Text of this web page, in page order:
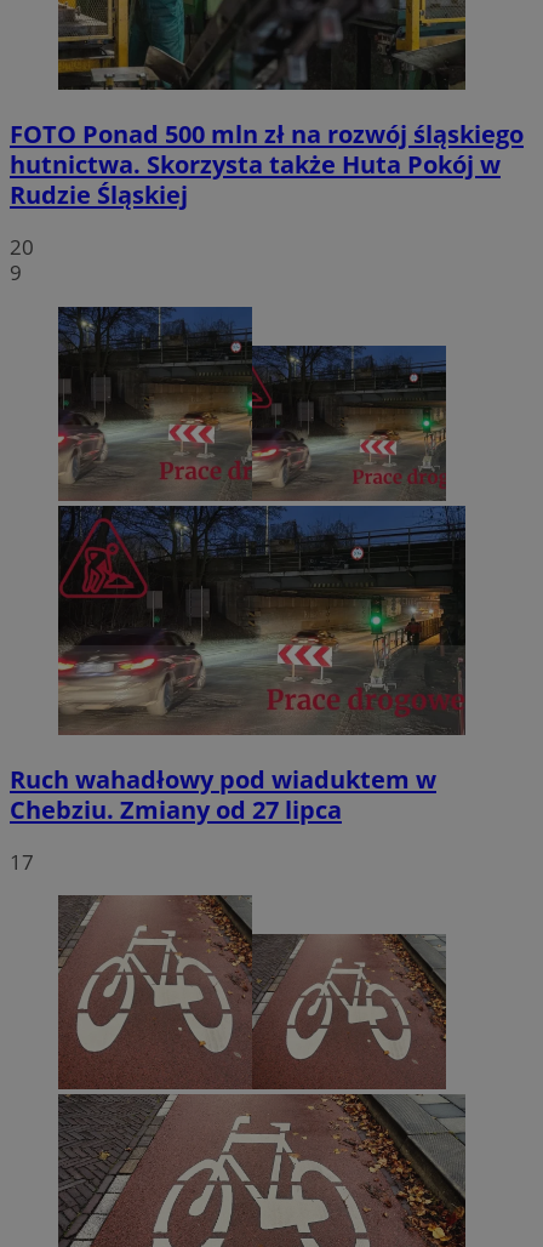
FOTO Ponad 500 mln zł na rozwój śląskiego
hutnictwa. Skorzysta także Huta Pokój w
Rudzie Śląskiej
20
9
Ruch wahadłowy pod wiaduktem w
Chebziu. Zmiany od 27 lipca
17